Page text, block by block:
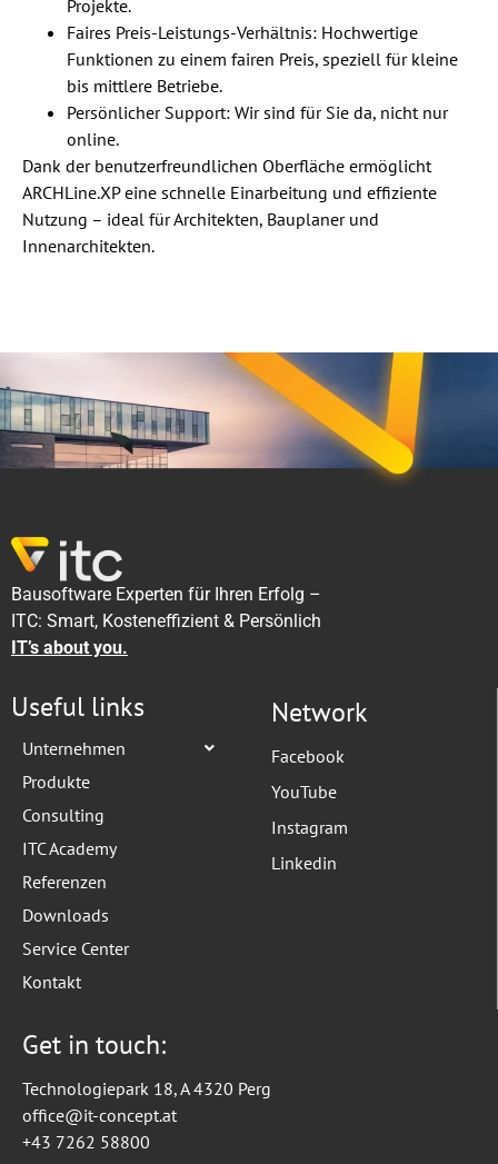
Projekte.
Faires Preis-Leistungs-Verhältnis: Hochwertige
Funktionen zu einem fairen Preis, speziell für kleine
bis mittlere Betriebe.
Persönlicher Support: Wir sind für Sie da, nicht nur
online.
Dank der benutzerfreundlichen Oberfläche ermöglicht
ARCHLine.XP eine schnelle Einarbeitung und effiziente
Nutzung – ideal für Architekten, Bauplaner und
Innenarchitekten.
Bausoftware Experten für Ihren Erfolg –
ITC: Smart, Kosteneffizient & Persönlich
IT’s about you.
Useful links
Unternehmen
Produkte
Consulting
ITC Academy
Referenzen
Downloads
Service Center
Kontakt
Network
Facebook
YouTube
Instagram
Linkedin
Get in touch:
Technologiepark 18, A 4320 Perg
office@it-concept.at
+43 7262 58800